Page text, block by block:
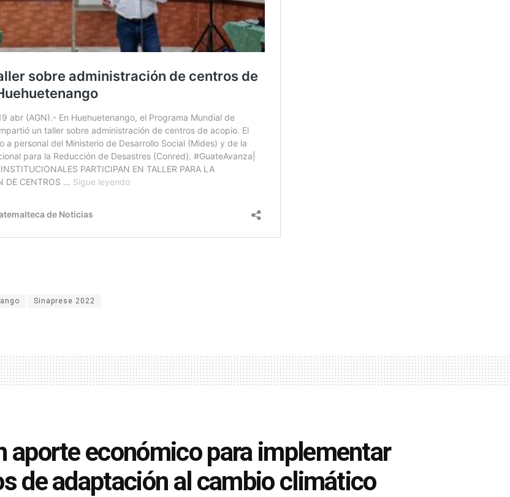
Sinaprese 2022
aporte económico para implementar
de adaptación al cambio climático